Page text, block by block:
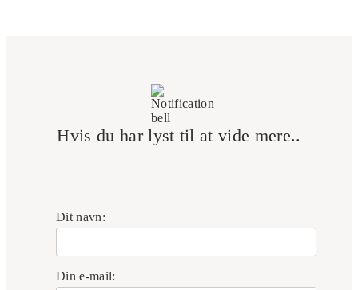
Hvis du har lyst til at vide mere..
Dit navn:
Din e-mail: